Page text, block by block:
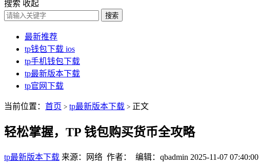
搜索 收起
搜索
最新推荐
tp钱包下载 ios
tp手机钱包下载
tp最新版本下载
tp官网下载
当前位置： 首页 > tp最新版本下载 > 正文
轻松掌握，TP 钱包购买货币全攻略
tp最新版本下载 来源：网络 作者： 编辑：qbadmin 2025-11-07 07:40:00